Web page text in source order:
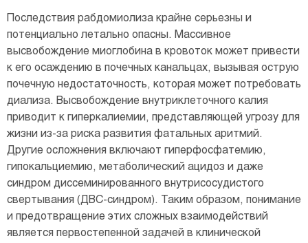
Последствия рабдомиолиза крайне серьезны и
потенциально летально опасны. Массивное
высвобождение миоглобина в кровоток может привести
к его осаждению в почечных канальцах, вызывая острую
почечную недостаточность, которая может потребовать
диализа. Высвобождение внутриклеточного калия
приводит к гиперкалиемии, представляющей угрозу для
жизни из-за риска развития фатальных аритмий.
Другие осложнения включают гиперфосфатемию,
гипокальциемию, метаболический ацидоз и даже
синдром диссеминированного внутрисосудистого
свертывания (ДВС-синдром). Таким образом, понимание
и предотвращение этих сложных взаимодействий
является первостепенной задачей в клинической